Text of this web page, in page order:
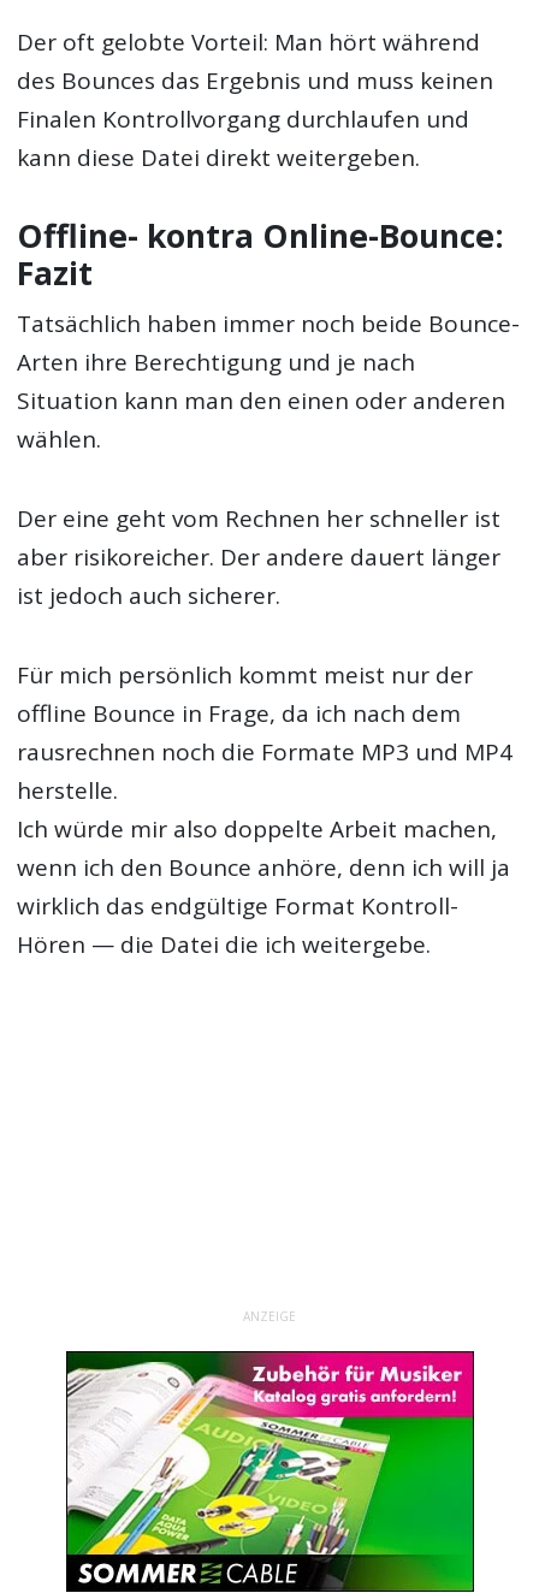
Der oft gelobte Vorteil: Man hört während
des Bounces das Ergebnis und muss keinen
Finalen Kontrollvorgang durchlaufen und
kann diese Datei direkt weitergeben.
Offline- kontra Online-Bounce:
Fazit
Tatsächlich haben immer noch beide Bounce-
Arten ihre Berechtigung und je nach
Situation kann man den einen oder anderen
wählen.
Der eine geht vom Rechnen her schneller ist
aber risikoreicher. Der andere dauert länger
ist jedoch auch sicherer.
Für mich persönlich kommt meist nur der
offline Bounce in Frage, da ich nach dem
rausrechnen noch die Formate MP3 und MP4
herstelle.
Ich würde mir also doppelte Arbeit machen,
wenn ich den Bounce anhöre, denn ich will ja
wirklich das endgültige Format Kontroll-
Hören — die Datei die ich weitergebe.
ANZEIGE